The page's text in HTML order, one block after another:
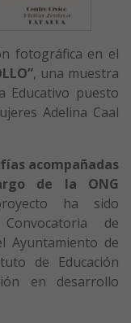
fotográfica en el
, una muestra
Educativo puesto
Adelina Caal
acompañadas
de la ONG
ha sido
de
Ayuntamiento de
de Educación
en desarrollo